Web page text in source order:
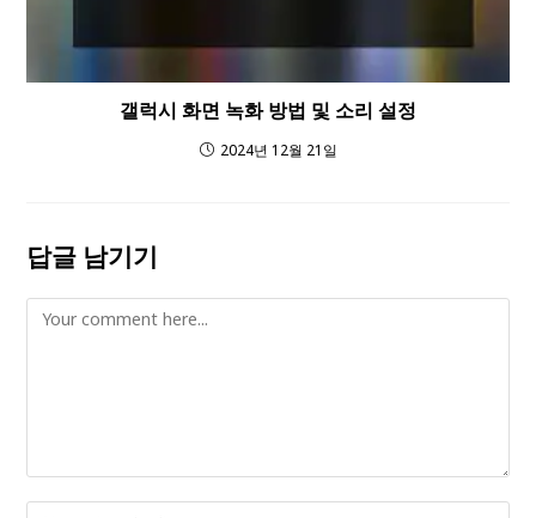
갤럭시 화면 녹화 방법 및 소리 설정
2024년 12월 21일
답글 남기기
Comment